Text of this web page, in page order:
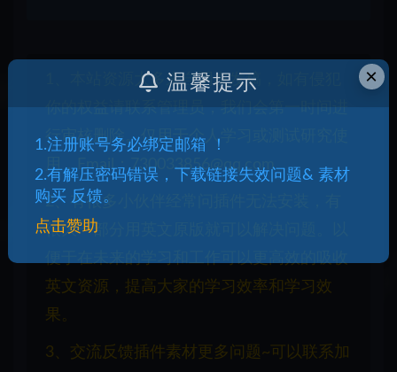
1、本站资源大多来自网友发稿，如有侵犯
你的权益请联系管理员，我们会第一时间进
行审核删除。仅用于个人学习或测试研究使
用，Email：730033856@qq.com
2、有很多小伙伴经常问插件无法安装，有
很大一部分用英文原版就可以解决问题。以
英文资源，提高大家的学习效率和学习效
果。
3、交流反馈插件素材更多问题~可以联系加
×
温馨提示
1.注册账号务必绑定邮箱 ！
2.有解压密码错误，下载链接失效问题& 素材
购买 反馈。
点击赞助